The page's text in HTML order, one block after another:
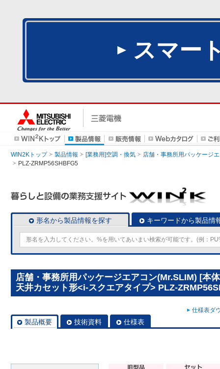
スマー
WIN2Kトップ 製品情報 [業務用]空調・換気
店舗・事務所用パッケージ
PLZ-ZRMP56SHBFG5
形名から製品情報を探す キーワードから製品情
店舗・事務所用パッケージエアコン(Mr.SLIM) [本
天井カセット形<i-スクエアタイプ> PLZ-
仕様表ダ
製品概要 技術資料 仕様表